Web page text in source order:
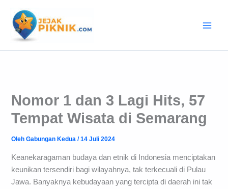
konten
Nomor 1 dan 3 Lagi Hits, 57
Tempat Wisata di Semarang
OlehGabungan Kedua/14 Juli 2024
Keanekaragaman budaya dan etnik di Indonesia menciptakan
keunikan tersendiri bagi wilayahnya, tak terkecuali di Pulau
Jawa. Banyaknya kebudayaan yang tercipta di daerah ini tak